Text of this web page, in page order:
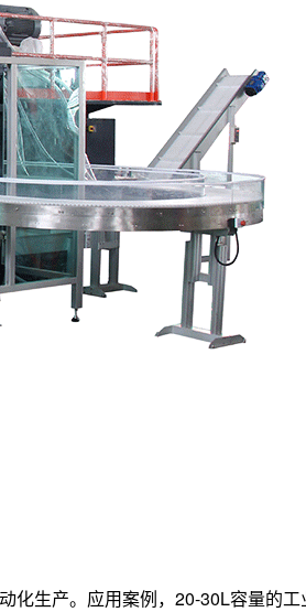
生产。应用案例，20-30L容量的工